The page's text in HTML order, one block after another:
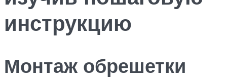
инструкцию
Монтаж обрешетки